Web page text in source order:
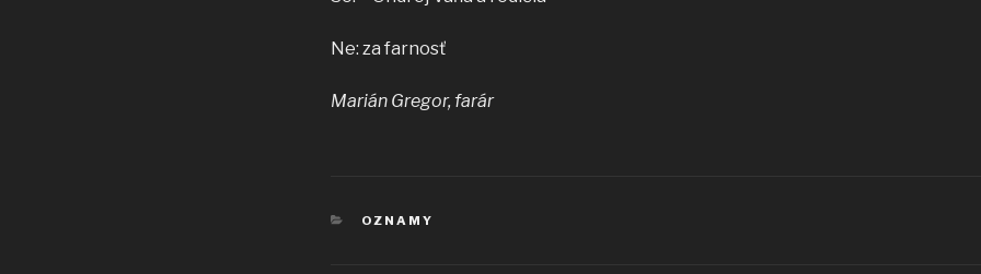
Ne: za farnosť
Marián Gregor, farár
KATEGÓRIE
OZNAMY